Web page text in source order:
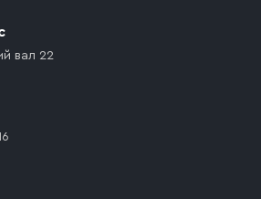
для подъезда автомобиля,
близко к месту запланированной
места назначения
платный въезд, то Покупателю
стоимость въезда
вал 22